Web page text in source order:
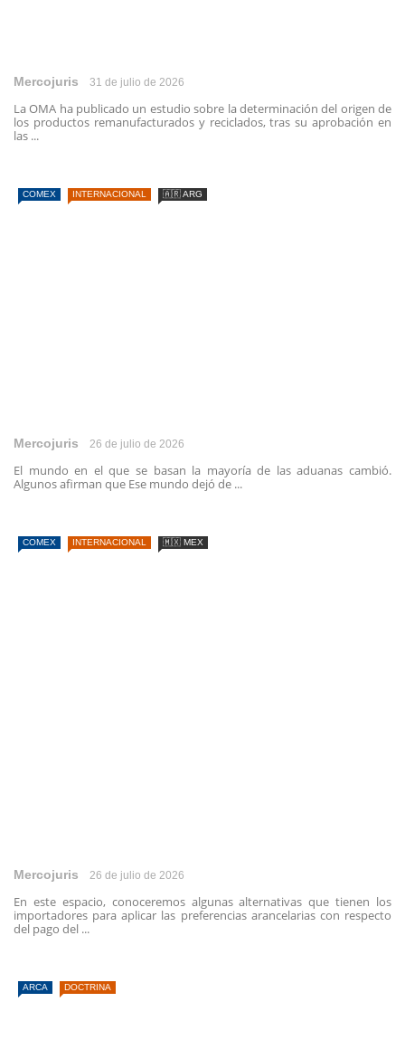
Mercojuris 31 de julio de 2026
La OMA ha publicado un estudio sobre la determinación del origen de
los productos remanufacturados y reciclados, tras su aprobación en
las ...
COMEX INTERNACIONAL 🇦🇷 ARG
Mercojuris 26 de julio de 2026
El mundo en el que se basan la mayoría de las aduanas cambió.
Algunos afirman que Ese mundo dejó de ...
COMEX INTERNACIONAL 🇲🇽 MEX
Mercojuris 26 de julio de 2026
En este espacio, conoceremos algunas alternativas que tienen los
importadores para aplicar las preferencias arancelarias con respecto
del pago del ...
ARCA DOCTRINA